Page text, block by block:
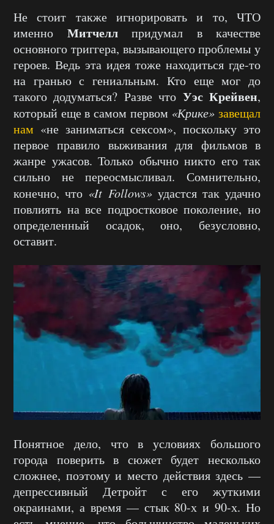
Не стоит также игнорировать и то, ЧТО
именно Митчеллпридумал в качестве
основного триггера, вызывающего проблемы у
героев. Ведь эта идея тоже находиться где-то
на гранью с гениальным. Кто еще мог до
такого додуматься? Разве что Уэс Крейвен,
который еще в самом первом «Крике» завещал
нам «не заниматься сексом», поскольку это
первое правило выживания для фильмов в
жанре ужасов. Только обычно никто его так
сильно не переосмысливал. Сомнительно,
конечно, что «It Follows»удастся так удачно
повлиять на все подростковое поколение, но
определенный осадок, оно, безусловно,
оставит.
Понятное дело, что в условиях большого
города поверить в сюжет будет несколько
сложнее, поэтому и место действия здесь —
депрессивный Детройт с его жуткими
окраинами, а время — стык 80-х и 90-х. Но